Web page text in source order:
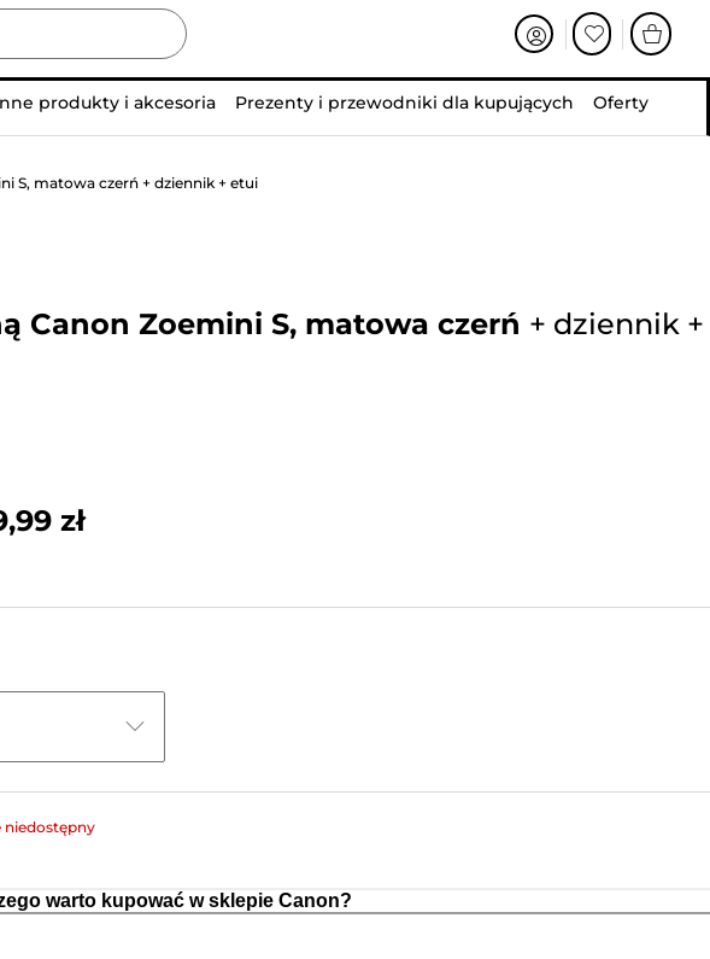
produkty i akcesoria Prezenty i przewodniki dla kupujących Oferty
S, matowa czerń + dziennik + etui
Canon Zoemini S, matowa czerń + dziennik +
zł
niedostępny
warto kupować w sklepie Canon?